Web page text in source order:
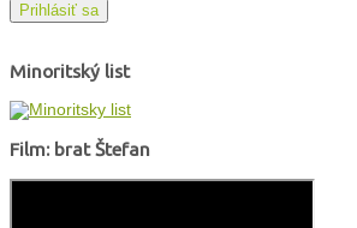
Prihlásiť sa
Minoritský list
Film: brat Štefan